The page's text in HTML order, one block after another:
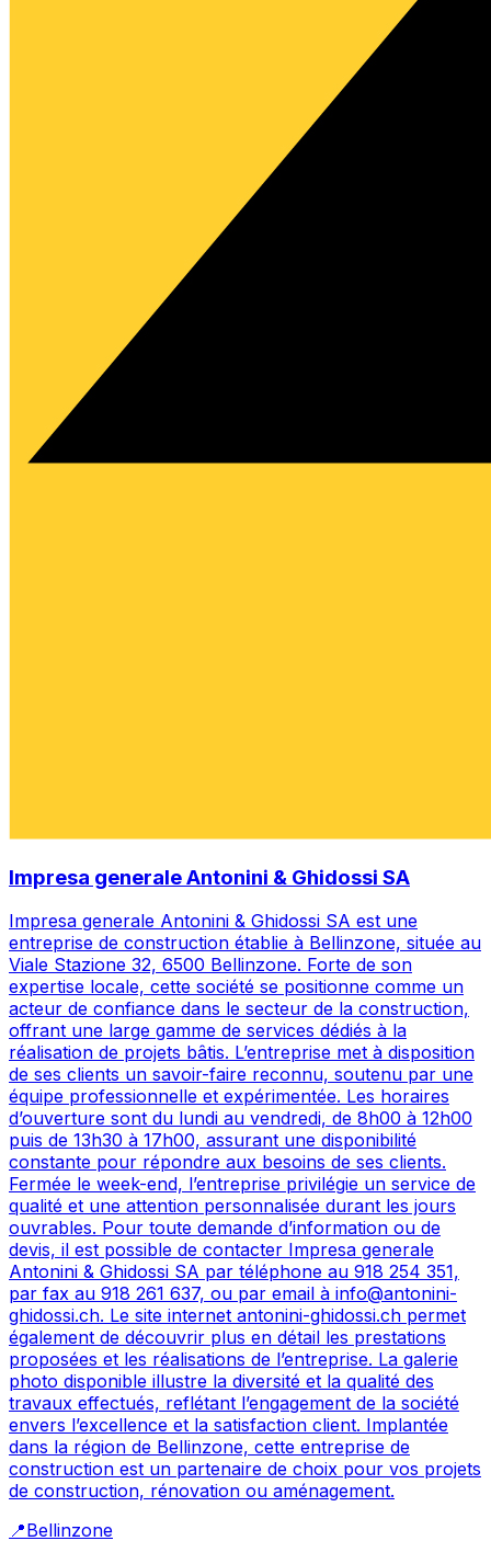
Impresa generale Antonini & Ghidossi SA
Impresa generale Antonini & Ghidossi SA est une
entreprise de construction établie à Bellinzone, située au
Viale Stazione 32, 6500 Bellinzone. Forte de son
expertise locale, cette société se positionne comme un
acteur de confiance dans le secteur de la construction,
offrant une large gamme de services dédiés à la
réalisation de projets bâtis. L’entreprise met à disposition
de ses clients un savoir-faire reconnu, soutenu par une
équipe professionnelle et expérimentée. Les horaires
d’ouverture sont du lundi au vendredi, de 8h00 à 12h00
puis de 13h30 à 17h00, assurant une disponibilité
constante pour répondre aux besoins de ses clients.
Fermée le week-end, l’entreprise privilégie un service de
qualité et une attention personnalisée durant les jours
ouvrables. Pour toute demande d’information ou de
devis, il est possible de contacter Impresa generale
Antonini & Ghidossi SA par téléphone au 918 254 351,
par fax au 918 261 637, ou par email à info@antonini-
ghidossi.ch. Le site internet antonini-ghidossi.ch permet
également de découvrir plus en détail les prestations
proposées et les réalisations de l’entreprise. La galerie
photo disponible illustre la diversité et la qualité des
travaux effectués, reflétant l’engagement de la société
envers l’excellence et la satisfaction client. Implantée
dans la région de Bellinzone, cette entreprise de
construction est un partenaire de choix pour vos projets
de construction, rénovation ou aménagement.
📍Bellinzone